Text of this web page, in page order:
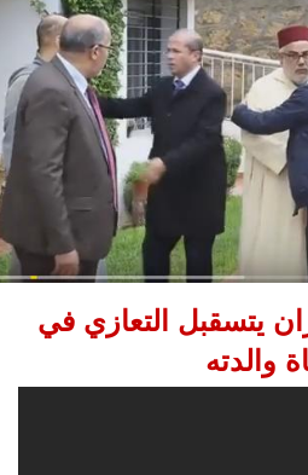
يتسقبل التعازي في
والدته